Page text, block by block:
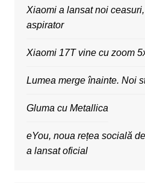
Xiaomi a lansat noi
aspirator
Xiaomi 17T vine cu zoom
Lumea merge înainte. Noi
Gluma cu Metallica
eYou, noua rețea socială
a lansat oficial